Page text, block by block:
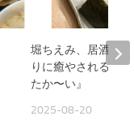
堀ちえみ、居酒屋
りに癒やされる夜
たか〜い』
2025-08-20